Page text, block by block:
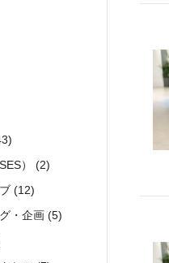
） (2)
(12)
・企画 (5)